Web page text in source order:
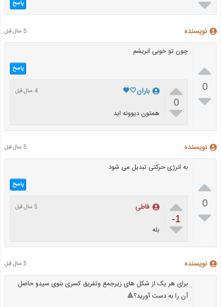
 پاسخ
نویسنده 5 سال قبل

0

چون تو خوبی ابریشم
پاسخ

0

باران🤍🖤 4 سال قبل
همتون دیوونه اید
نویسنده 5 سال قبل

0

به انرژی حرکتی تبدیل می شود
پاسخ

-1

فاطی 5 سال قبل
بله
نویسنده 5 سال قبل
برای هر یک از شکل های زیرجمع وتفریق کسری بنوی سیدو حاصل
آن را به دست آورید؟🔺️